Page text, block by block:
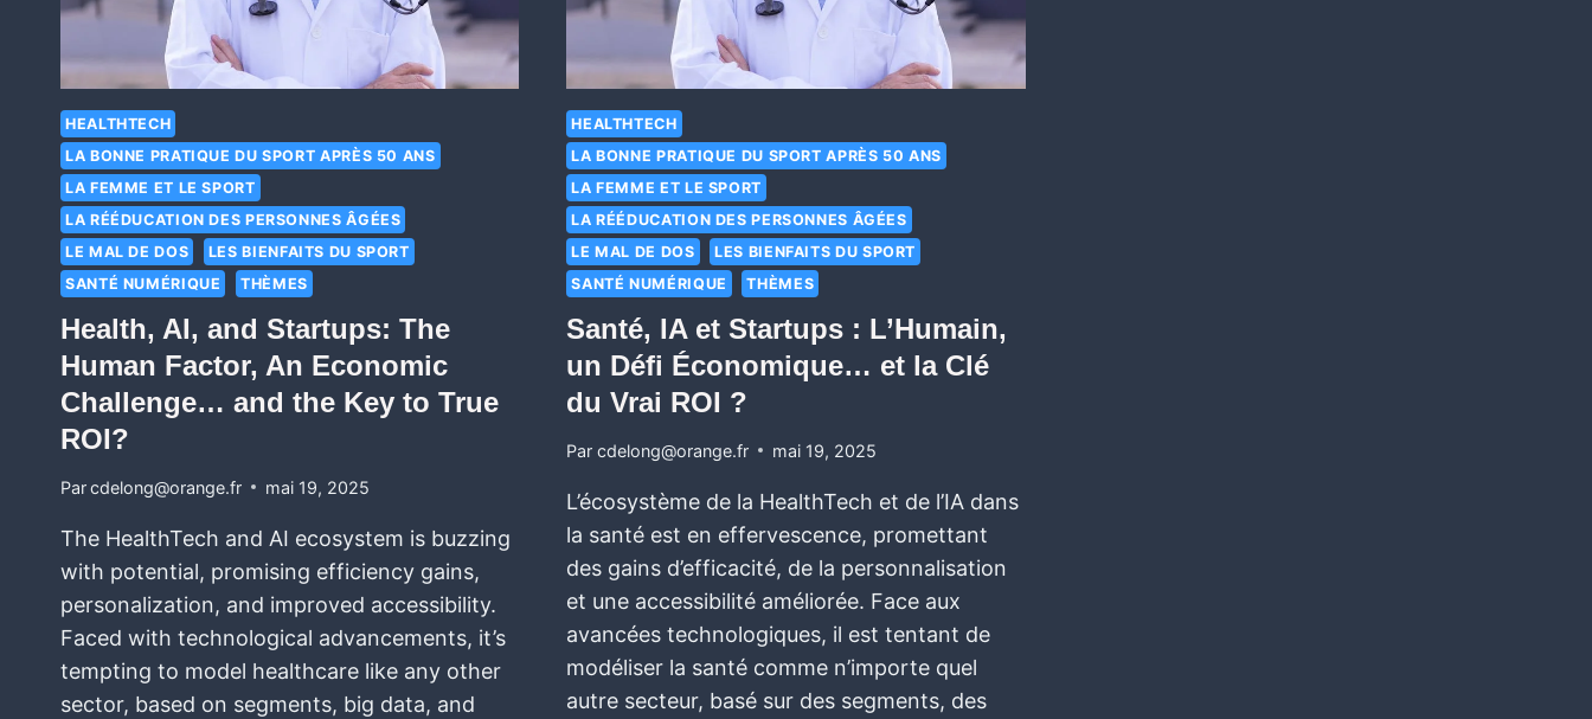
HEALTHTECH
LA BONNE PRATIQUE DU SPORT APRÈS 50 ANS
LA FEMME ET LE SPORT
LA RÉÉDUCATION DES PERSONNES ÂGÉES
LE MAL DE DOS
LES BIENFAITS DU SPORT
SANTÉ NUMÉRIQUE
THÈMES
Health, AI, and Startups: The
Human Factor, An Economic
Challenge… and the Key to True
ROI?
Parcdelong@orange.fr mai 19, 2025
The HealthTech and AI ecosystem is buzzing
with potential, promising efficiency gains,
personalization, and improved accessibility.
Faced with technological advancements, it’s
tempting to model healthcare like any other
sector, based on segments, big data, and
HEALTHTECH
LA BONNE PRATIQUE DU SPORT APRÈS 50 ANS
LA FEMME ET LE SPORT
LA RÉÉDUCATION DES PERSONNES ÂGÉES
LE MAL DE DOS
LES BIENFAITS DU SPORT
SANTÉ NUMÉRIQUE
THÈMES
Santé, IA et Startups : L’Humain,
un Défi Économique… et la Clé
du Vrai ROI ?
Par cdelong@orange.fr mai 19, 2025
L’écosystème de la HealthTech et de l’IA dans
la santé est en effervescence, promettant
des gains d’efficacité, de la personnalisation
et une accessibilité améliorée. Face aux
avancées technologiques, il est tentant de
modéliser la santé comme n’importe quel
autre secteur, basé sur des segments, des